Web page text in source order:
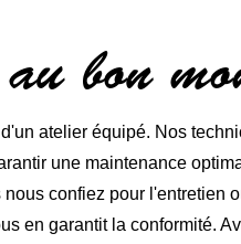
bon
atelier équipé. Nos
une maintenance
confiez pour l'entretien
en garantit la conformité.